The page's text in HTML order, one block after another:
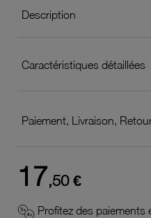
Description
Caractéristiques détaillées
Paiement, Livraison,
17,50 €
Profitez des paiements